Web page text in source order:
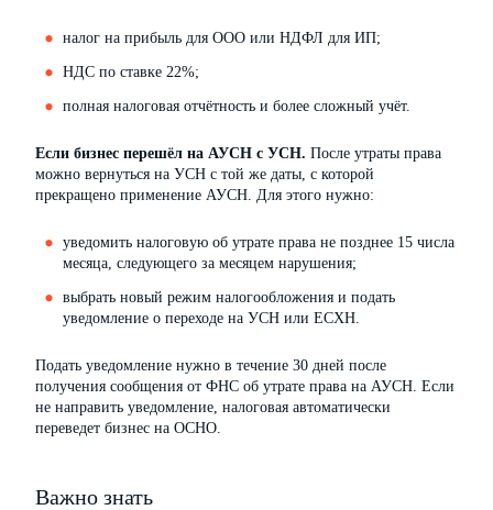
налог на прибыль для ООО или НДФЛ для ИП;
НДС по ставке 22%;
полная налоговая отчётность и более сложный учёт.
Если бизнес перешёл на АУСН с УСН. После утраты права
можно вернуться на УСН с той же даты, с которой
прекращено применение АУСН. Для этого нужно:
уведомить налоговую об утрате права не позднее 15 числа
месяца, следующего за месяцем нарушения;
выбрать новый режим налогообложения и подать
уведомление о переходе на УСН или ЕСХН.
Подать уведомление нужно в течение 30 дней после
получения сообщения от ФНС об утрате права на АУСН. Если
не направить уведомление, налоговая автоматически
переведет бизнес на ОСНО.
Важно знать